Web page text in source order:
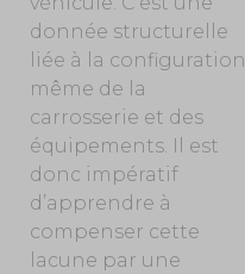
donnée structurelle
liée à la configuration
même de la
carrosserie et des
équipements. Il est
donc impératif
d’apprendre à
compenser cette
lacune par une